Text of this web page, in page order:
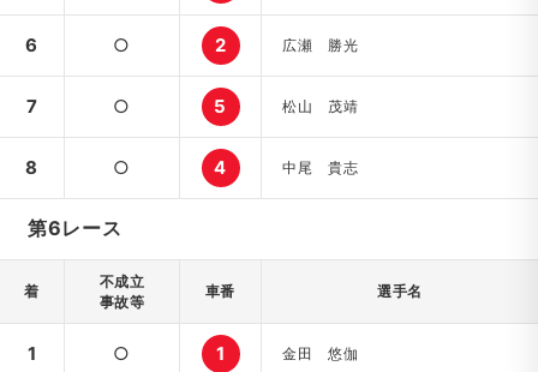
6 ○ 2 広瀬 勝光
7 ○ 5 松山 茂靖
8 ○ 4 中尾 貴志
第6レース
着
不成立
事故等
車番 選手名
1 ○ 1 金田 悠伽